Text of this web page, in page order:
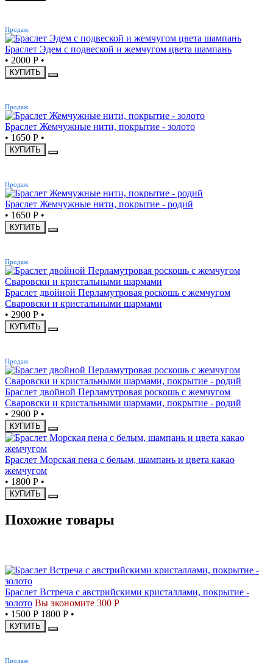
Продаж
Браслет Эдем с подвеской и жемчугом цвета шампань
• 2000 Р •
КУПИТЬ
Продаж
Браслет Жемчужные нити, покрытие - золото
• 1650 Р •
КУПИТЬ
Продаж
Браслет Жемчужные нити, покрытие - родий
• 1650 Р •
КУПИТЬ
Продаж
Браслет двойной Перламутровая роскошь с жемчугом
Сваровски и кристальными шармами
• 2900 Р •
КУПИТЬ
Продаж
Браслет двойной Перламутровая роскошь с жемчугом
Сваровски и кристальными шармами, покрытие - родий
• 2900 Р •
КУПИТЬ
Браслет Морская пена с белым, шампань и цвета какао
жемчугом
• 1800 Р •
КУПИТЬ
Похожие товары
Браслет Встреча с австрийскими кристаллами, покрытие -
золото Вы экономите 300 Р
• 1500 Р 1800 Р •
КУПИТЬ
Продаж